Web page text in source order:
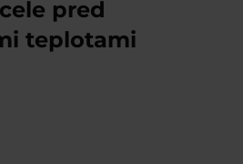
pred
teplotami